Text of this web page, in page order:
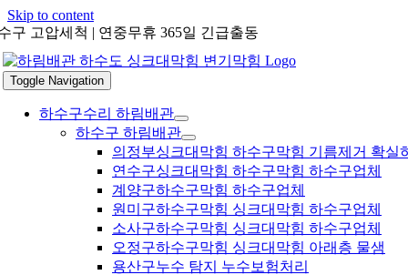
Skip to content
구 고압세척 | 연중무휴 365일 긴급출동
Toggle Navigation
하수구수리 하림배관
하수구 하림배관
의정부싱크대막힘 하수구막힘 기름제거 확실
연수구싱크대막힘 하수구막힘 하수구업체
계양구하수구막힘 하수구업체
원미구하수구막힘 싱크대막힘 하수구업체
소사구하수구막힘 싱크대막힘 하수구업체
오정구하수구막힘 싱크대막힘 아래층 물샘
용산구누수 탐지 누수보험처리